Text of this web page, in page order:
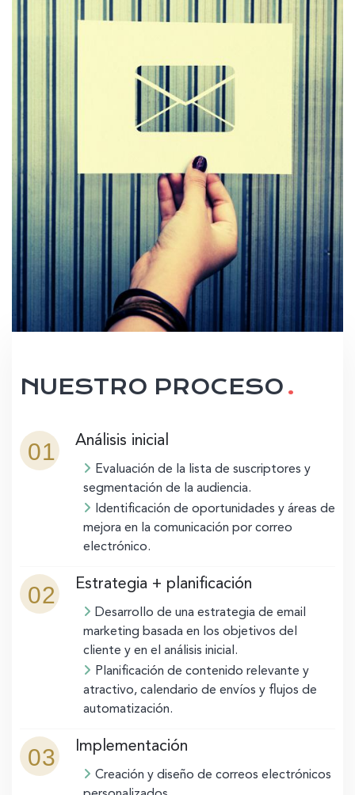
NUESTRO PROCESO .
01 Análisis inicial
Evaluación de la lista de suscriptores y
segmentación de la audiencia.
Identificación de oportunidades y áreas de
mejora en la comunicación por correo
electrónico.
02 Estrategia + planificación
Desarrollo de una estrategia de email
marketing basada en los objetivos del
cliente y en el análisis inicial.
Planificación de contenido relevante y
atractivo, calendario de envíos y flujos de
automatización.
03 Implementación
Creación y diseño de correos electrónicos